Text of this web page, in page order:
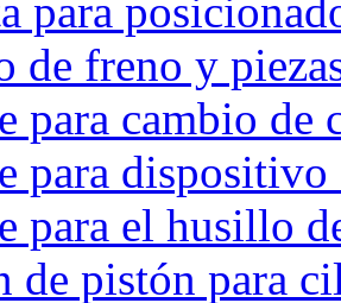
para
de freno y
para cambio de
para
para el husillo
de pistón para